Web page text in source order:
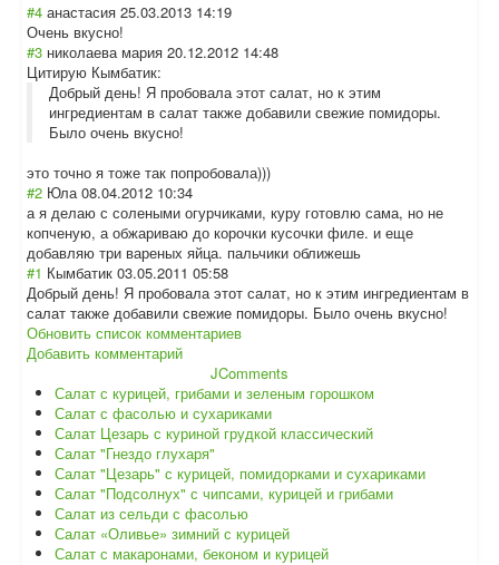
#4 анастасия 25.03.2013 14:19
Очень вкусно!
#3 николаева мария 20.12.2012 14:48
Цитирую Кымбатик:
Добрый день! Я пробовала этот салат, но к этим
ингредиентам в салат также добавили свежие помидоры.
Было очень вкусно!
это точно я тоже так попробовала)))
#2 Юла 08.04.2012 10:34
а я делаю с солеными огурчиками, куру готовлю сама, но не
копченую, а обжариваю до корочки кусочки филе. и еще
добавляю три вареных яйца. пальчики оближешь
#1 Кымбатик 03.05.2011 05:58
Добрый день! Я пробовала этот салат, но к этим ингредиентам в
салат также добавили свежие помидоры. Было очень вкусно!
Обновить список комментариев
Добавить комментарий
JComments
Салат с курицей, грибами и зеленым горошком
Салат с фасолью и сухариками
Салат Цезарь с куриной грудкой классический
Салат "Гнездо глухаря"
Салат "Цезарь" с курицей, помидорками и сухариками
Салат "Подсолнух" с чипсами, курицей и грибами
Салат из сельди с фасолью
Салат «Оливье» зимний с курицей
Салат с макаронами, беконом и курицей